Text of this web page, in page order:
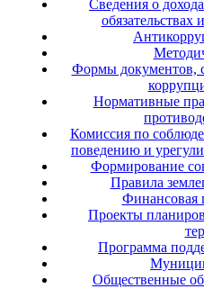
Сведения о
обязательствах
Формы документов,
Нормативные
Комиссия по
поведению и
Формирование
Правила
Финансовая
Проекты
Программа
Общественные